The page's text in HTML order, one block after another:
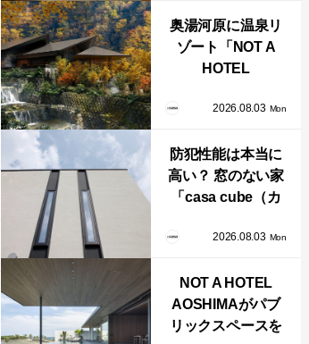
本で発売開始！
奥湯河原に温泉リ
ゾート「NOT A
HOTEL
誕生！販売を日
始！
2026.08.03 Mon
防犯性能は本当に
高い？ 窓のない家
「casa cube（カ
ブ）」が叶えるプ
感の正体
2026.08.03 Mon
NOT A HOTEL
AOSHIMAがパブ
リックスペースを